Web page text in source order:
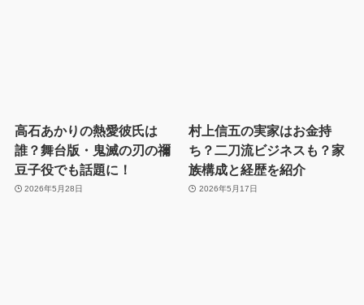
高石あかりの熱愛彼氏は
誰？舞台版・鬼滅の刃の禰
豆子役でも話題に！
2026年5月28日
村上信五の実家はお金持
ち？二刀流ビジネスも？家
族構成と経歴を紹介
2026年5月17日